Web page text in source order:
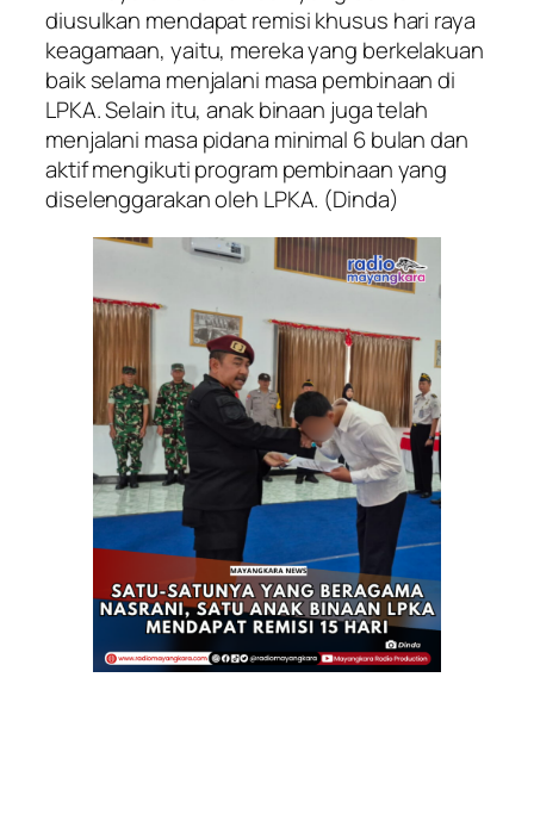
diusulkan mendapat remisi khusus hari raya
keagamaan, yaitu, mereka yang berkelakuan
baik selama menjalani masa pembinaan di
LPKA. Selain itu, anak binaan juga telah
menjalani masa pidana minimal 6 bulan dan
aktif mengikuti program pembinaan yang
diselenggarakan oleh LPKA. (Dinda)